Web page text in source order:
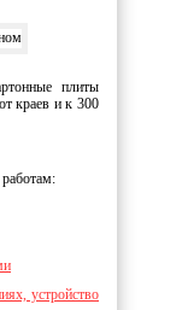
плиты
краев и к 300
устройство